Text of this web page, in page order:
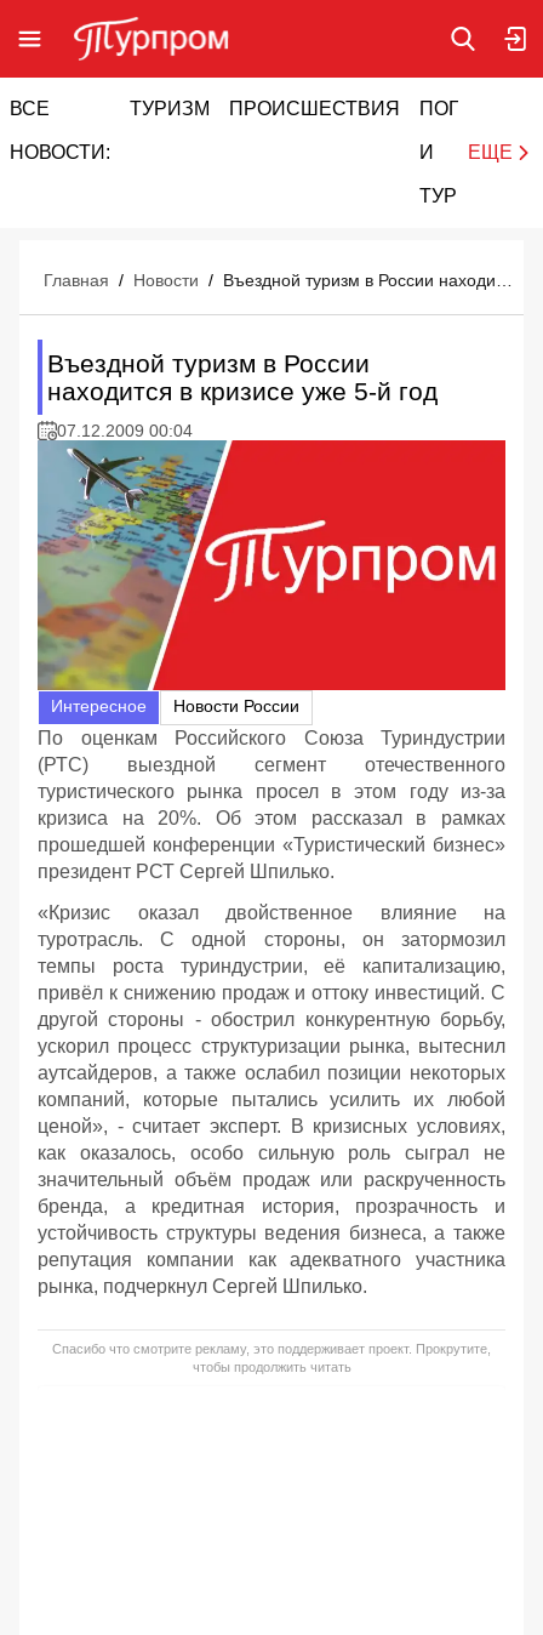
ВСЕ
НОВОСТИ:
ТУРИЗМ ПРОИСШЕСТВИЯ ПОГОДА
И
ТУРИЗМ
ЕЩЕ
Главная / Новости /
Въездной туризм в России
находится в кризисе уже 5-й год
07.12.2009 00:04
Интересное Новости России
По оценкам Российского Союза Туриндустрии
(РТС) выездной сегмент отечественного
туристического рынка просел в этом году из-за
кризиса на 20%. Об этом рассказал в рамках
прошедшей конференции «Туристический бизнес»
президент РСТ Сергей Шпилько.
«Кризис оказал двойственное влияние на
туротрасль. С одной стороны, он затормозил
темпы роста туриндустрии, её капитализацию,
привёл к снижению продаж и оттоку инвестиций. С
другой стороны - обострил конкурентную борьбу,
ускорил процесс структуризации рынка, вытеснил
аутсайдеров, а также ослабил позиции некоторых
компаний, которые пытались усилить их любой
ценой», - считает эксперт. В кризисных условиях,
как оказалось, особо сильную роль сыграл не
значительный объём продаж или раскрученность
бренда, а кредитная история, прозрачность и
устойчивость структуры ведения бизнеса, а также
репутация компании как адекватного участника
рынка, подчеркнул Сергей Шпилько.
Спасибо что смотрите рекламу, это поддерживает проект. Прокрутите,
чтобы продолжить читать